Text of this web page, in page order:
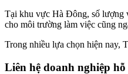
Tại khu vực Hà Đông, số lượng
cho môi trường làm việc cũng
Trong nhiều lựa chọn hiện nay,
Liên hệ doanh nghiệp